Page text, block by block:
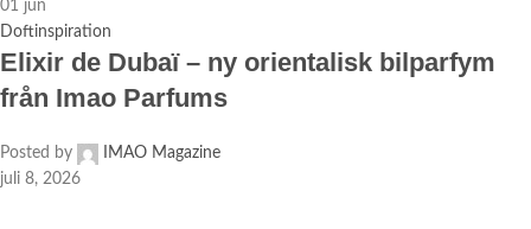
01 jun
Doftinspiration
Elixir de Dubaï – ny orientalisk bilparfym
från Imao Parfums
Posted by
IMAO Magazine
juli 8, 2026